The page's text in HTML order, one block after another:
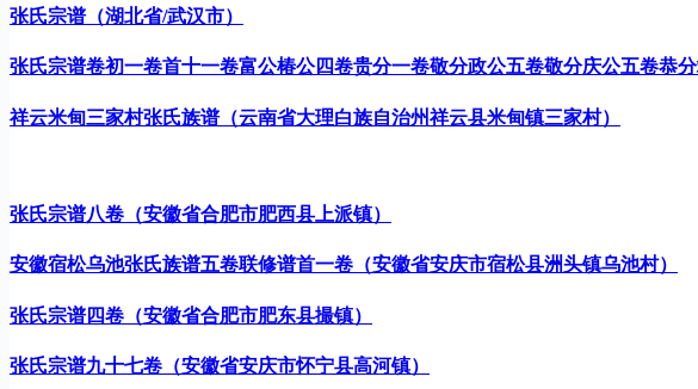
张氏宗谱（湖北省/武汉市）
张氏宗谱卷初一卷首十一卷富公椿公四卷贵分一卷敬分政公五卷敬分庆公五卷恭
祥云米甸三家村张氏族谱（云南省大理白族自治州祥云县米甸镇三家村）
张氏宗谱八卷（安徽省合肥市肥西县上派镇）
安徽宿松乌池张氏族谱五卷联修谱首一卷（安徽省安庆市宿松县洲头镇乌池村）
张氏宗谱四卷（安徽省合肥市肥东县撮镇）
张氏宗谱九十七卷（安徽省安庆市怀宁县高河镇）